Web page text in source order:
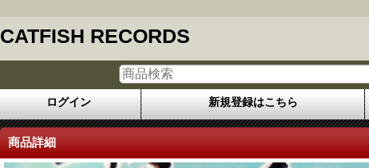
CATFISH RECORDS
ログイン 新規登録はこちら
商品詳細